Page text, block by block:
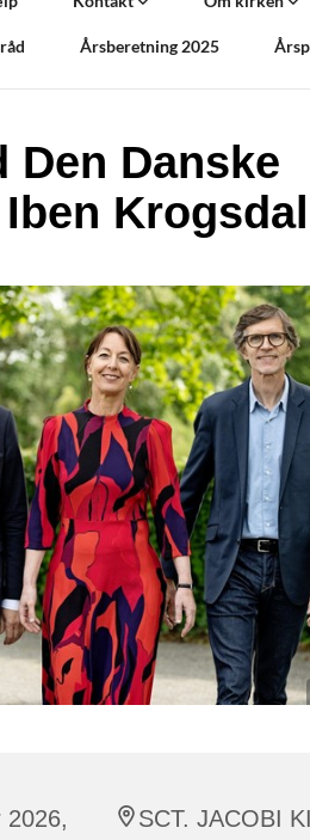
Årsberetning 2025
Den Danske
Krogsdal
2026,
SCT. JACOBI